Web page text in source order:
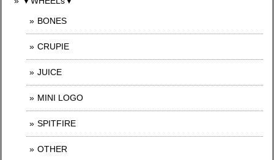
BONES
CRUPIE
JUICE
MINI LOGO
SPITFIRE
OTHER